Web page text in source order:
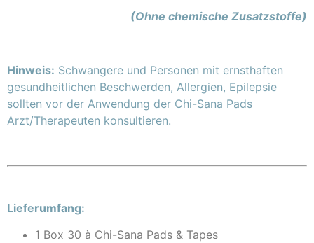
(Ohne chemische Zusatzstoffe)
Hinweis: Schwangere und Personen mit ernsthaften
gesundheitlichen Beschwerden, Allergien, Epilepsie
sollten vor der Anwendung der Chi-Sana Pads
Arzt/Therapeuten konsultieren.
Lieferumfang:
1 Box 30 à Chi-Sana Pads & Tapes